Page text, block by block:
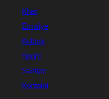
Kher
Emisiye
Kultura
Sporti
Sastipe
Kontakti